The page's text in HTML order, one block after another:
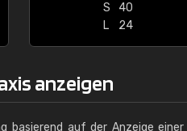
S
40
L
24
anzeigen
basierend auf der Anzeige